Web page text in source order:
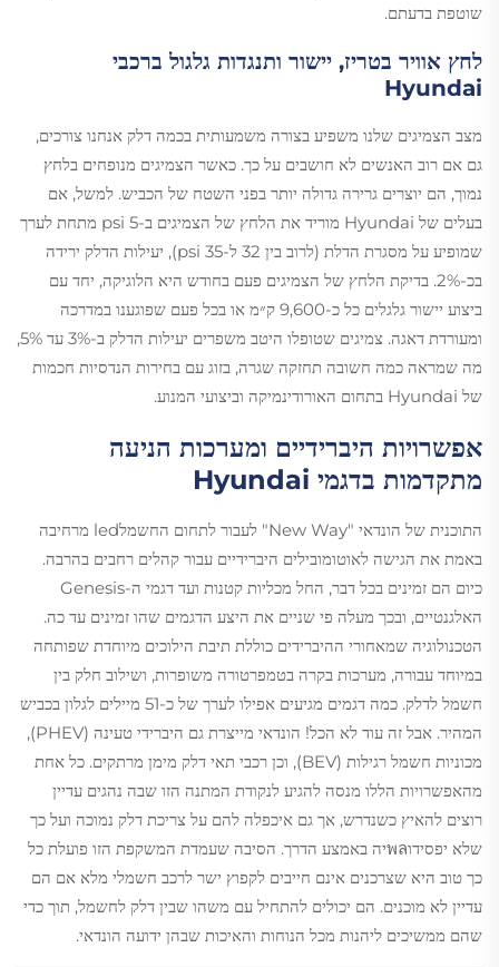
שוטפת בדעתם.
לחץ אוויר בטריז, יישור ותנגדות גלגול ברכבי
Hyundai
מצב הצמיגים שלנו משפיע בצורה משמעותית בכמה דלק אנחנו צורכים,
גם אם רוב האנשים לא חושבים על כך. כאשר הצמיגים מנופחים בלחץ
נמוך, הם יוצרים גרירה גדולה יותר בפני השטח של הכביש. למשל, אם
בעלים של Hyundai מוריד את הלחץ של הצמיגים ב-5 psi מתחת לערך
שמופיע על מסגרת הדלת (לרוב בין 32 ל-35 psi), יעילות הדלק ירידה
בכ-2%. בדיקת הלחץ של הצמיגים פעם בחודש היא הלוגיקה, יחד עם
ביצוע יישור גלגלים כל כ-9,600 ק״מ או בכל פעם שפוגענו במדרכה
ומעורדת דאגה. צמיגים שטופלו היטב משפרים יעילות הדלק ב-3% עד 5%,
מה שמראה כמה חשובה תחזקה שגרה, בזוג עם בחירות הנדסיות חכמות
של Hyundai בתחום האורודינמיקה וביצועי המנוע.
אפשרויות היברידיים ומערכות הניעה
מתקדמות בדגמי Hyundai
התוכנית של הונדאי "New Way" לעבור לתחום החשמלled מרחיבה
באמת את הגישה לאוטומובילים היברידיים עבור קהלים רחבים בהרבה.
כיום הם זמינים בכל דבר, החל מכליות קטנות ועד דגמי ה-Genesis
האלגנטיים, ובכך מעלה פי שניים את היצע הדגמים שהו זמינים עד כה.
הטכנולוגיה שמאחורי ההיברידים כוללת תיבת הילוכים מיוחדת שפותחה
במיוחד עבורה, מערכות בקרה בטמפרטורה משופרות, ושילוב חלק בין
חשמל לדלק. כמה דגמים מגיעים אפילו לערך של כ-51 מיילים לגלון בכביש
המהיר. אבל זה עוד לא הכל! הונדאי מייצרת גם היברידי טעינה (PHEV),
מכוניות חשמל רגילות (BEV), וכן רכבי תאי דלק מימן מרתקים. כל אחת
מהאפשרויות הללו מנסה להגיע לנקודת המתנה הזו שבה נהגים עדיין
רוצים להאיץ כשנדרש, אך גם איכפלה להם על צריכת דלק נמוכה ועל כך
שלא יפסידוพลיה באמצע הדרך. הסיבה שעמדת המשקפת הזו פועלת כל
כך טוב היא שצרכנים אינם חייבים לקפוץ ישר לרכב חשמלי מלא אם הם
עדיין לא מוכנים. הם יכולים להתחיל עם משהו שבין דלק לחשמל, תוך כדי
שהם ממשיכים ליהנות מכל הנוחות והאיכות שבהן ידועה הונדאי.